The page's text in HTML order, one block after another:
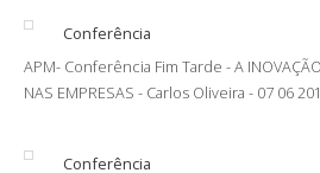
Conferência
APM- Conferência Fim Tarde - A
NAS EMPRESAS - Carlos Oliveira - 07 06
Conferência